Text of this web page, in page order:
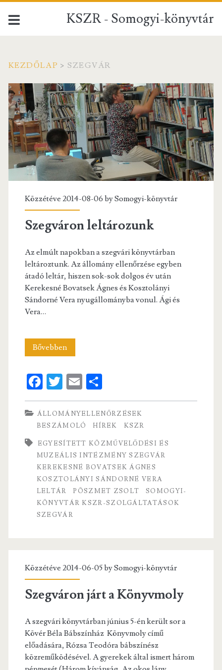
KSZR - Somogyi-könyvtár
KEZDŐLAP > SZEGVÁR
Címke:
<span>Szegvár</span>
Közzétéve 2014-08-06 bySomogyi-könyvtár
Szegváron leltározunk
Az elmúlt napokban a szegvári könyvtárban
leltároztunk. Az állomány ellenőrzése egyben
átadó leltár, hiszen sok-sok dolgos év után
Kerekesné Bovatsek Ágnes és Kosztolányi
Sándorné Vera nyugállományba vonul. Ági és
Vera…
BővebbenSzegváron
Fa
ce
b
o
o
k
T
w
itt
er
E
m
ai
l
S
ha
re
ÁLLOMÁNYELLENŐRZÉSEK
BESZÁMOLÓ
HÍREK KSZR
EGYESÍTETT KÖZMŰVELŐDÉSI ÉS
MUZEÁLIS INTÉZMÉNY SZEGVÁR
KEREKESNÉ BOVATSEK ÁGNES
KOSZTOLÁNYI SÁNDORNÉ VERA
LELTÁR
PÖSZMET ZSOLT
SOMOGYI-
KÖNYVTÁR KSZR-SZOLGÁLTATÁSOK
SZEGVÁR
Közzétéve 2014-06-05 bySomogyi-könyvtár
Szegváron járt a Könyvmoly
A szegvári könyvtárban június 5-én került sor a
Kövér Béla Bábszínház Könyvmoly című
előadására, Rózsa Teodóra bábszínész
közreműködésével. A gyerekek által ismert három